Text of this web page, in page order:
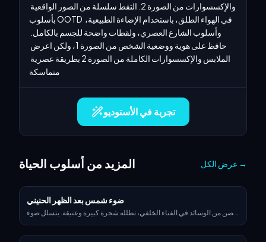
بأسلوب OOTD في الهواء الطلق، باستخدام الإضاءة الطبيعية،
متماسكة
تجربة في الأستوديو
المزيد من أسلوب الحياة عرض الكل →
ضوء شمس بعد الظهر الحنيني
حصن من الوسائد في الفناء الخلفي، تظلله شجرة كبيرة وعتيقة. يتسلل ضوء